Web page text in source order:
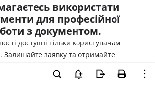
використати
для професійної
з документом.
доступні тільки користувачам
Залишайте заявку та отримайте